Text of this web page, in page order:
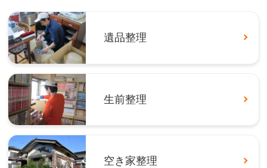
遺品整理
生前整理
空き家整理